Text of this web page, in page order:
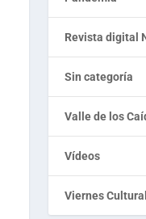
Revista digital
Sin categoría
Valle de los
Vídeos
Viernes